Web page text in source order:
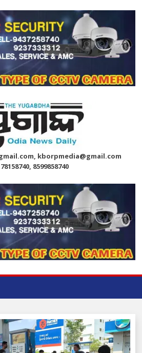
kborpmedia@gmail.com
8599858740